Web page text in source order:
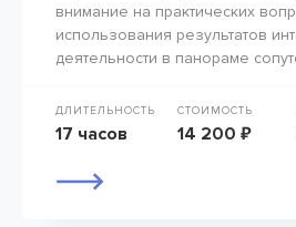
внимание на практических
использования результатов
деятельности в панораме
ДЛИТЕЛЬНОСТЬ
17 часов
СТОИМОСТЬ
14 200 ₽